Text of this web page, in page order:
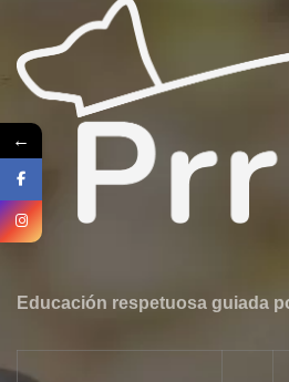
Educación respetuosa guiada
←